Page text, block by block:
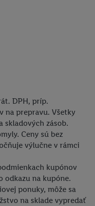
DPH, príp.
na prepravu. Všetky
skladových zásob.
Ceny sú bez
výlučne v rámci
kupónov
odkazu na kupóne.
ponuky, môže sa
na sklade vypredať
spoločnosti Lidl ak
Lidl, pomocou vašej
ďalších
Criteo SA k
účely a nájsť
osobných
povoliť iba
na "Súhlasím"